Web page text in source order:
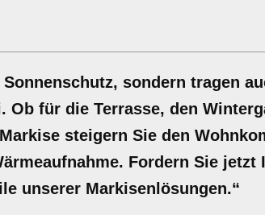
sondern tragen
für die Terrasse, den
steigern Sie den
Fordern Sie
unserer Markisenlösungen.“